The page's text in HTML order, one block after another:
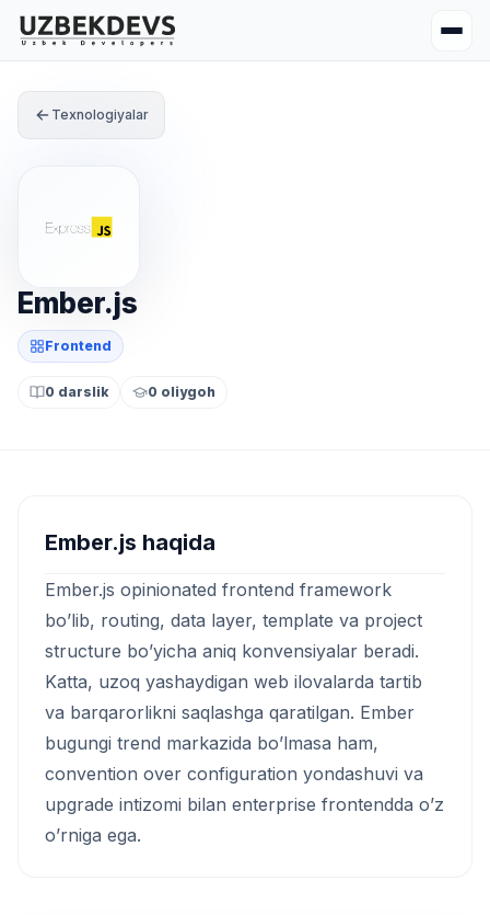
Texnologiyalar
Ember.js
Frontend
0 darslik 0 oliygoh
Ember.js haqida
Ember.js opinionated frontend framework
bo’lib, routing, data layer, template va project
structure bo’yicha aniq konvensiyalar beradi.
Katta, uzoq yashaydigan web ilovalarda tartib
va barqarorlikni saqlashga qaratilgan. Ember
bugungi trend markazida bo’lmasa ham,
convention over configuration yondashuvi va
upgrade intizomi bilan enterprise frontendda o’z
o’rniga ega.